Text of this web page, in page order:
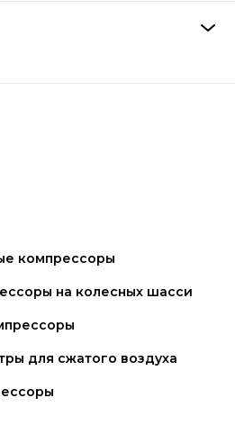
компрессоры
на колесных шасси
для сжатого воздуха